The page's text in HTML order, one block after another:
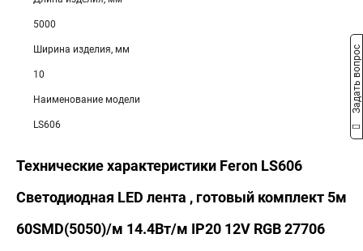
5000
Ширина изделия, мм
10
Наименование модели
LS606
Технические характеристики Feron LS606
Cветодиодная LED лента , готовый комплект 5м
60SMD(5050)/м 14.4Вт/м IP20 12V RGB 27706
Задать вопрос